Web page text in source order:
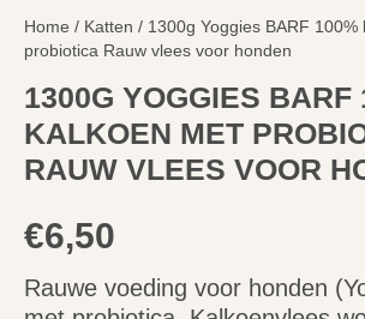
Home / Katten / 1300g Yoggies BARF 100%
probiotica Rauw vlees voor honden
1300G YOGGIES BARF
KALKOEN MET
RAUW VLEES VOOR
€6,50
Rauwe voeding voor honden